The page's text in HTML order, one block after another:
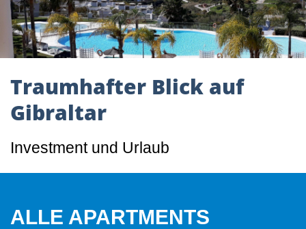
Traumhafter Blick auf
Gibraltar
Investment und Urlaub
ALLE APARTMENTS